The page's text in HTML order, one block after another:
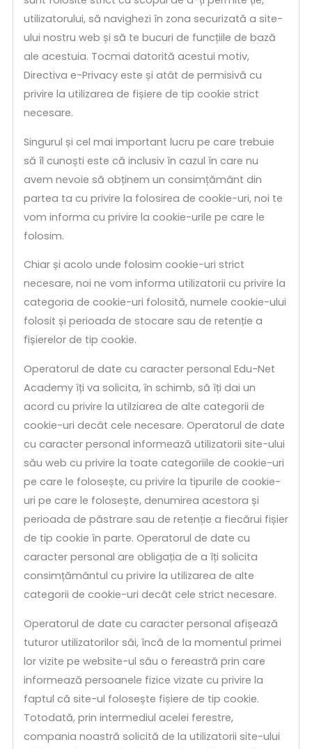
utilizatorului, să navighezi în zona securizată a site-
ului nostru web și să te bucuri de funcțiile de bază
ale acestuia. Tocmai datorită acestui motiv,
Directiva e-Privacy este și atât de permisivă cu
privire la utilizarea de fișiere de tip cookie strict
necesare.
Singurul și cel mai important lucru pe care trebuie
să îl cunoști este că inclusiv în cazul în care nu
avem nevoie să obținem un consimțământ din
partea ta cu privire la folosirea de cookie-uri, noi te
vom informa cu privire la cookie-urile pe care le
folosim.
Chiar și acolo unde folosim cookie-uri strict
necesare, noi ne vom informa utilizatorii cu privire la
categoria de cookie-uri folosită, numele cookie-ului
folosit și perioada de stocare sau de retenție a
fișierelor de tip cookie.
Operatorul de date cu caracter personal Edu-Net
Academy îți va solicita, în schimb, să îți dai un
acord cu privire la utilziarea de alte categorii de
cookie-uri decât cele necesare. Operatorul de date
cu caracter personal informează utilizatorii site-ului
său web cu privire la toate categoriile de cookie-uri
pe care le folosește, cu privire la tipurile de cookie-
uri pe care le folosește, denumirea acestora și
perioada de păstrare sau de retenție a fiecărui fișier
de tip cookie în parte. Operatorul de date cu
caracter personal are obligația de a îți solicita
consimțământul cu privire la utilizarea de alte
categorii de cookie-uri decât cele strict necesare.
Operatorul de date cu caracter personal afișează
tuturor utilizatorilor săi, încă de la momentul primei
lor vizite pe website-ul său o fereastră prin care
informează persoanele fizice vizate cu privire la
faptul că site-ul folosește fișiere de tip cookie.
Totodată, prin intermediul acelei ferestre,
compania noastră solicită de la utilizatorii site-ului